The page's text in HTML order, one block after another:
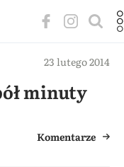
23 lutego 2014
minuty
Komentarze